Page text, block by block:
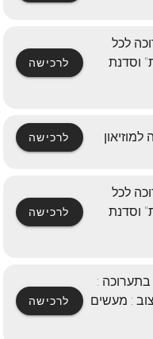
לכל
וסדנת
לרכישה
לרכישה
לכל
וסדנת
לרכישה
בתערוכה :
: מעשים
לרכישה